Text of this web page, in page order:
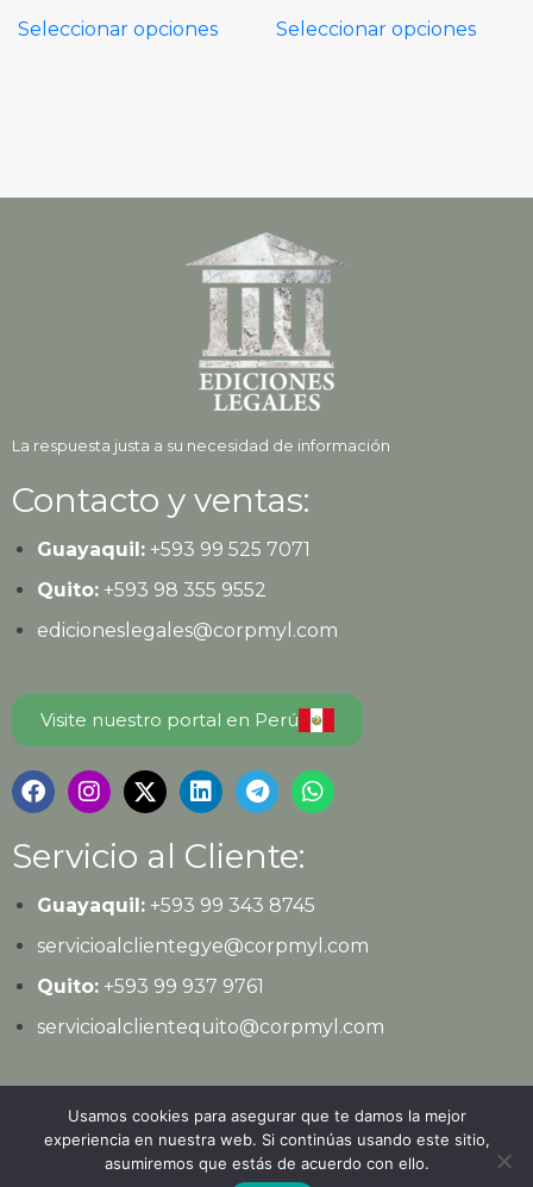
Seleccionar opciones Seleccionar opciones
La respuesta justa a su necesidad de información
Contacto y ventas:
Guayaquil:+593 99 525 7071
Quito:+593 98 355 9552
edicioneslegales@corpmyl.com
Visite nuestro portal en Perú
Servicio al Cliente:
Guayaquil:+593 99 343 8745
servicioalclientegye@corpmyl.com
Quito:+593 99 937 9761
servicioalclientequito@corpmyl.com
Ediciones Legales| Todos los derechos
Usamos cookies para asegurar que te damos la mejor
experiencia en nuestra web. Si continúas usando este sitio,
asumiremos que estás de acuerdo con ello.